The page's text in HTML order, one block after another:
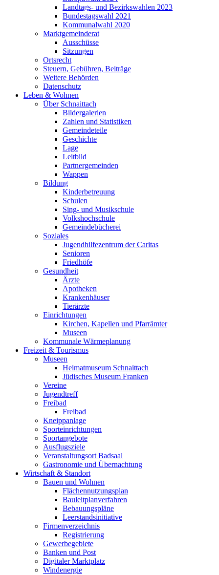
Landtags- und Bezirkswahlen 2023
Bundestagswahl 2021
Kommunalwahl 2020
Marktgemeinderat
Ausschüsse
Sitzungen
Ortsrecht
Steuern, Gebühren, Beiträge
Weitere Behörden
Datenschutz
Leben & Wohnen
Über Schnaittach
Bildergalerien
Zahlen und Statistiken
Gemeindeteile
Geschichte
Lage
Leitbild
Partnergemeinden
Wappen
Bildung
Kinderbetreuung
Schulen
Sing- und Musikschule
Volkshochschule
Gemeindebücherei
Soziales
Jugendhilfezentrum der Caritas
Senioren
Friedhöfe
Gesundheit
Ärzte
Apotheken
Krankenhäuser
Tierärzte
Einrichtungen
Kirchen, Kapellen und Pfarrämter
Museen
Kommunale Wärmeplanung
Freizeit & Tourismus
Museen
Heimatmuseum Schnaittach
Jüdisches Museum Franken
Vereine
Jugendtreff
Freibad
Freibad
Kneippanlage
Sporteinrichtungen
Sportangebote
Ausflugsziele
Veranstaltungsort Badsaal
Gastronomie und Übernachtung
Wirtschaft & Standort
Bauen und Wohnen
Flächennutzungsplan
Bauleitplanverfahren
Bebauungspläne
Leerstandsinitiative
Firmenverzeichnis
Registrierung
Gewerbegebiete
Banken und Post
Digitaler Marktplatz
Windenergie